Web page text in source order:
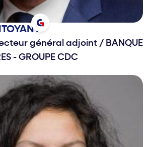
général adjoint / BANQUE
- GROUPE CDC